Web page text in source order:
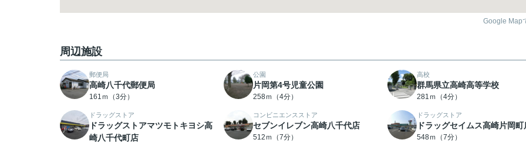
Google Map
周辺施設
郵便局
高崎八千代郵便局
161ｍ（3分）
公園
片岡第4号児童公園
258ｍ（4分）
高校
群馬県立高崎高等学校
281ｍ（4分）
ドラッグストア
ドラッグストアマツモトキヨシ高
崎八千代町店
コンビニエンスストア
セブンイレブン高崎八千代店
512ｍ（7分）
ドラッグストア
ドラッグセイムス高崎片岡町
548ｍ（7分）